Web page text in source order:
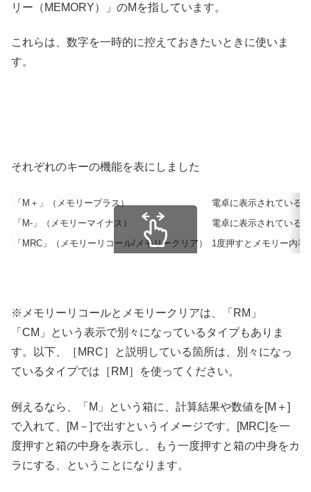
リー（MEMORY）」のMを指しています。
これらは、数字を一時的に控えておきたいときに使いま
す。
それぞれのキーの機能を表にしました
「M＋」（メモリープラス）
電卓に表示されている
「M-」（メモリーマイナス）
電卓に表示されている
「MRC」（メモリーリコール/メモリークリア）
1度押すとメモリー内
※メモリーリコールとメモリークリアは、「RM」
「CM」という表示で別々になっているタイプもありま
す。以下、［MRC］と説明している箇所は、別々になっ
ているタイプでは［RM］を使ってください。
例えるなら、「M」という箱に、計算結果や数値を[M＋]
で入れて、[M－]で出すというイメージです。[MRC]を一
度押すと箱の中身を表示し、もう一度押すと箱の中身をカ
ラにする、ということになります。